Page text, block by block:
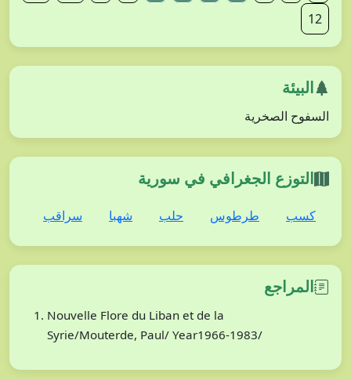
12
البيئة
السفوح الصخرية
التوزع الجغرافي في سورية
كسب طرطوس حلب شهبا سراقب
المراجع
Nouvelle Flore du Liban et de la
Syrie/Mouterde, Paul/ Year1966-1983/